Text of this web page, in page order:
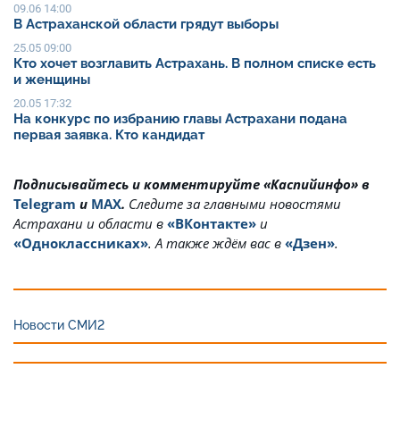
09.06 14:00
В Астраханской области грядут выборы
25.05 09:00
Кто хочет возглавить Астрахань. В полном списке есть
и женщины
20.05 17:32
На конкурс по избранию главы Астрахани подана
первая заявка. Кто кандидат
Подписывайтесь и комментируйте «Каспийинфо» в
Telegram и MAX. Cледите за главными новостями
Астрахани и области в «ВКонтакте» и
«Одноклассниках». А также ждём вас в «Дзен».
Новости СМИ2